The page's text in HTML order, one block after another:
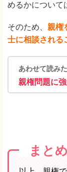
めるかについて
そのため、 親権
士に相談される
あわせて読み
親権問題に
まとめ